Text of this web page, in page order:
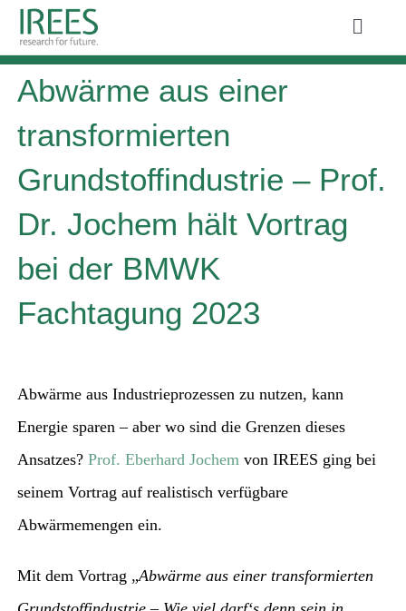
Zum
Inhalt
springen
Toggle
ÜBER UNS
PROJEKTE
PUBLIKATIONEN
KARRIERE
Suche
nach:
Abwärme aus einer
transformierten
Grundstoffindustrie – Prof.
Dr. Jochem hält Vortrag
bei der BMWK
Fachtagung 2023
Abwärme aus Industrieprozessen zu nutzen, kann
Energie sparen – aber wo sind die Grenzen dieses
Ansatzes?Prof. Eberhard Jochem von IREES ging bei
seinem Vortrag auf realistisch verfügbare
Abwärmemengen ein.
Mit dem Vortrag „Abwärme aus einer transformierten